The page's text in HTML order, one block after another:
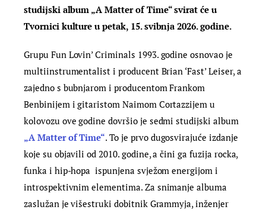
studijski album „A Matter of Time“ svirat će u
Tvornici kulture u petak, 15. svibnja 2026. godine.
Grupu Fun Lovin’ Criminals 1993. godine osnovao je
multiinstrumentalist i producent Brian ‘Fast’ Leiser, a
zajedno s bubnjarom i producentom Frankom
Benbinijem i gitaristom Naimom Cortazzijem u
kolovozu ove godine dovršio je sedmi studijski album
„A Matter of Time“. To je prvo dugosvirajuće izdanje
koje su objavili od 2010. godine, a čini ga fuzija rocka,
funka i hip-hopa ispunjena svježom energijom i
introspektivnim elementima. Za snimanje albuma
zaslužan je višestruki dobitnik Grammyja, inženjer